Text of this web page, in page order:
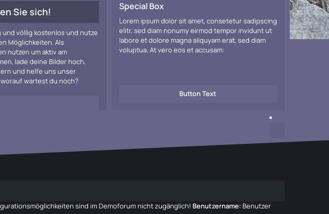
Sie sich!
völlig kostenlos und nutze
Möglichkeiten. Als
nutzen um aktiv am
lade deine Bilder hoch,
und helfe uns unser
wartest du noch?
Special Box
Lorem ipsum dolor sit amet, consetetur sadipscing
elitr, sed diam nonumy eirmod tempor invidunt ut
labore et dolore magna aliquyam erat, sed diam
voluptua, At vero eos et accusam:
Button Text
sind im Demoforum nicht zugänglich! Benutzername: Benutzer